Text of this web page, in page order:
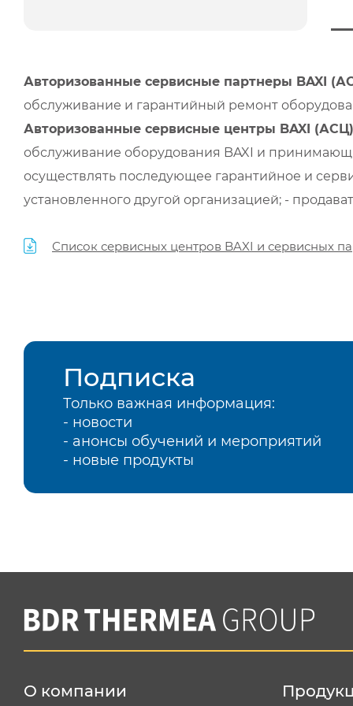
Авторизованные сервисные партнеры BAXI
обслуживание и гарантийный ремонт
Авторизованные сервисные центры BAXI (АСЦ)
обслуживание оборудования BAXI и
осуществлять последующее гарантийное и
установленного другой организацией; -
Список сервисных центров BAXI и сервисных
Подписка
Только важная информация:
- новости
- анонсы обучений и мероприятий
- новые продукты
О компании